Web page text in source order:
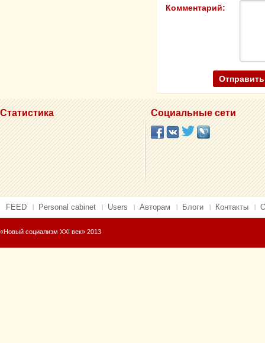
Комментарий:
Статистика Социальные сети
FEED Personal cabinet Users Авторам Блоги Контакты
«Новый социализм XXI век» 2013